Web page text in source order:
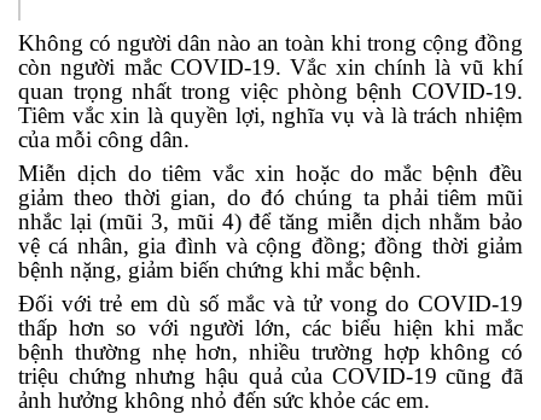
Không có người dân nào an toàn khi trong cộng đồng
còn người mắc COVID-19. Vắc xin chínhlà vũ khí
quan trọng nhất trong việc phòng bệnh COVID-19.
Tiêm vắc xin là quyền lợi, nghĩa vụ và là trách nhiệm
của mỗi công dân.
Miễn dịch dotiêmvắc xin hoặc do mắc bệnh đều
giảm theo thời gian, do đó chúng ta phải tiêmmũi
nhắc lại (mũi 3, mũi 4) để tăng miễn dịchnhằm bảo
vệ cá nhân, gia đìnhvà cộng đồng; đồng thời giảm
bệnh nặng, giảm biến chứng khi mắc bệnh.
Đối với trẻ em dù số mắc và tử vong do COVID-19
thấp hơn so với người lớn, các biểu hiện khi mắc
bệnh thường nhẹ hơn, nhiều trường hợp không có
triệu chứng nhưng hậu quả của COVID-19 cũng đã
ảnh hưởng không nhỏ đến sức khỏe các em.